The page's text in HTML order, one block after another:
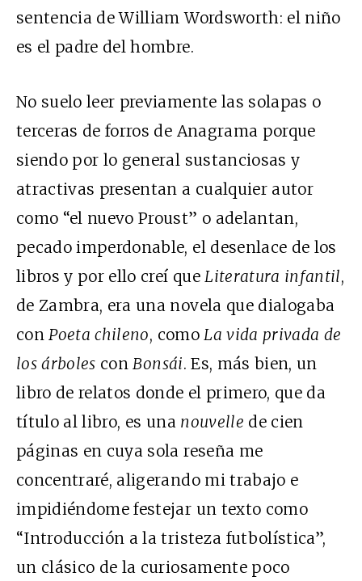
sentencia de William Wordsworth: el niño
es el padre del hombre.
No suelo leer previamente las solapas o
terceras de forros de Anagrama porque
siendo por lo general sustanciosas y
atractivas presentan a cualquier autor
como “el nuevo Proust” o adelantan,
pecado imperdonable, el desenlace de los
libros y por ello creí queLiteratura infantil,
de Zambra, era una novela que dialogaba
conPoeta chileno, comoLa vida privada de
los árboles conBonsái. Es, más bien, un
libro de relatos donde el primero, que da
título al libro, es unanouvelle de cien
páginas en cuya sola reseña me
concentraré, aligerando mi trabajo e
impidiéndome festejar un texto como
“Introducción a la tristeza futbolística”,
un clásico de la curiosamente poco